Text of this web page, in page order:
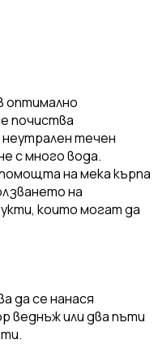
оптимално
почиства
неутрален течен
с много вода.
на мека кърпа
на
които могат да
да се нанася
веднъж или два пъти